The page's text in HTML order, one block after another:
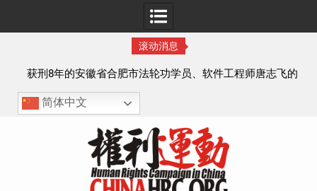
滚动消息
获刑8年的安徽省合肥市法轮功学员、软件工程师唐志飞的
案情及简历
简体中文